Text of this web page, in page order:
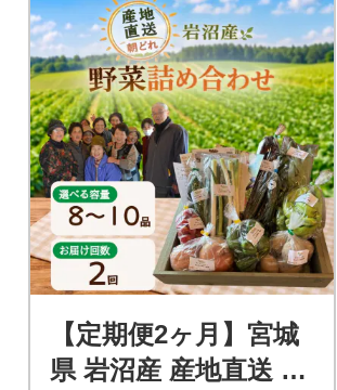
【定期便2ヶ月】宮城
県 岩沼産 産地直送 朝